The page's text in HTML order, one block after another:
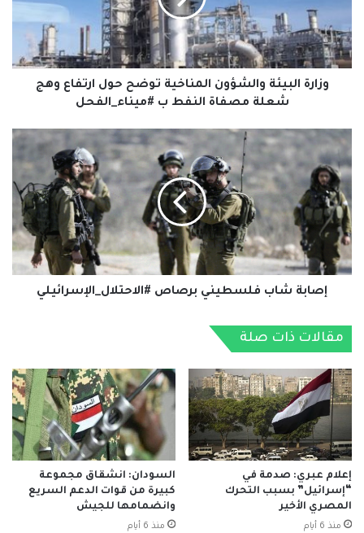
ارتفاع
وهج
شعلة
مصفاة
#ميناء_الفحل
وزارة البيئة والشؤون المناخية توضح حول ارتفاع وهج
شعلة مصفاة النفط ب #ميناء_الفحل
إصابة
شاب
فلسطيني
برصاص
#الاحتلال_الإسرائيلي
إصابة شاب فلسطيني برصاص #الاحتلال_الإسرائيلي
مقالات ذات صلة
إعلام عبري: صدمة في
“إسرائيل” بسبب التحرك
المصري الأخير
منذ 6 أيام
السودان: انشقاق مجموعة
كبيرة من قوات الدعم السريع
وانضمامها للجيش
منذ 6 أيام